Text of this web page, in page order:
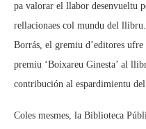
pa valorar el llabor desenvueltu
rellacionaes col mundu del
Borrás, el gremiu d’editores
premiu ‘Boixareu Ginesta’ al
contribución al espardimientu
Coles mesmes, la Biblioteca